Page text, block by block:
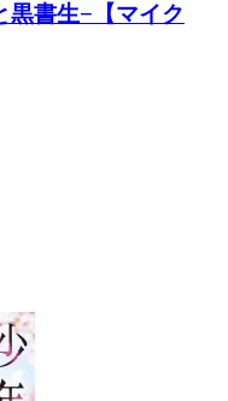
黒書生−【マイク